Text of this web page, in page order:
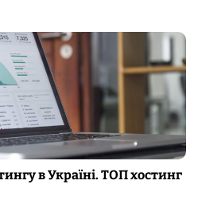
в Україні. ТОП хостинг